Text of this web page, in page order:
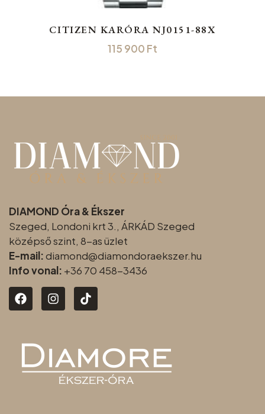
CITIZEN KARÓRA NJ0151-88X
115 900 Ft
DIAMOND Óra & Ékszer
Szeged, Londoni krt 3., ÁRKÁD Szeged
középső szint, 8-as üzlet
E-mail:diamond@diamondoraekszer.hu
Info vonal: +36 70 458-3436